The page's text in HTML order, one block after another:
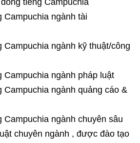
tiếng Campuchia
Campuchia ngành tài
Campuchia ngành kỹ thuật/công
Campuchia ngành pháp luật
Campuchia ngành quảng cáo &
Campuchia ngành chuyên sâu
chuyên ngành , được đào tạo